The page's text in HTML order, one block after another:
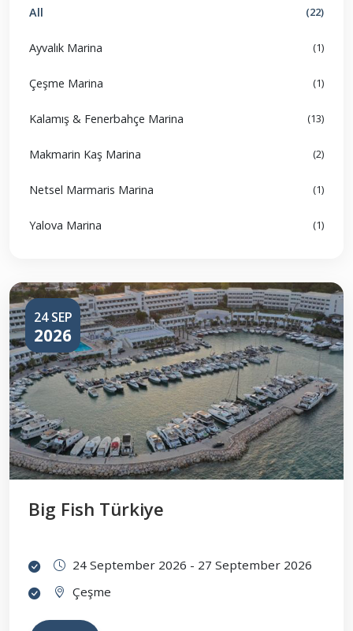
All (22)
Ayvalık Marina (1)
Çeşme Marina (1)
Kalamış & Fenerbahçe Marina (13)
Makmarin Kaş Marina (2)
Netsel Marmaris Marina (1)
Yalova Marina (1)
24 SEP
2026
Big Fish Türkiye
24 September 2026 - 27 September 2026
Çeşme